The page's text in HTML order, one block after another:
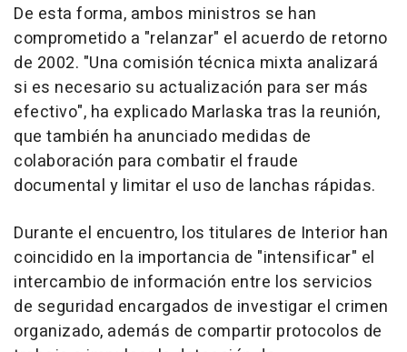
De esta forma, ambos ministros se han
comprometido a "relanzar" el acuerdo de retorno
de 2002. "Una comisión técnica mixta analizará
si es necesario su actualización para ser más
efectivo", ha explicado Marlaska tras la reunión,
que también ha anunciado medidas de
colaboración para combatir el fraude
documental y limitar el uso de lanchas rápidas.
Durante el encuentro, los titulares de Interior han
coincidido en la importancia de "intensificar" el
intercambio de información entre los servicios
de seguridad encargados de investigar el crimen
organizado, además de compartir protocolos de